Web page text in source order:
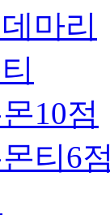
마리
10점
티6점